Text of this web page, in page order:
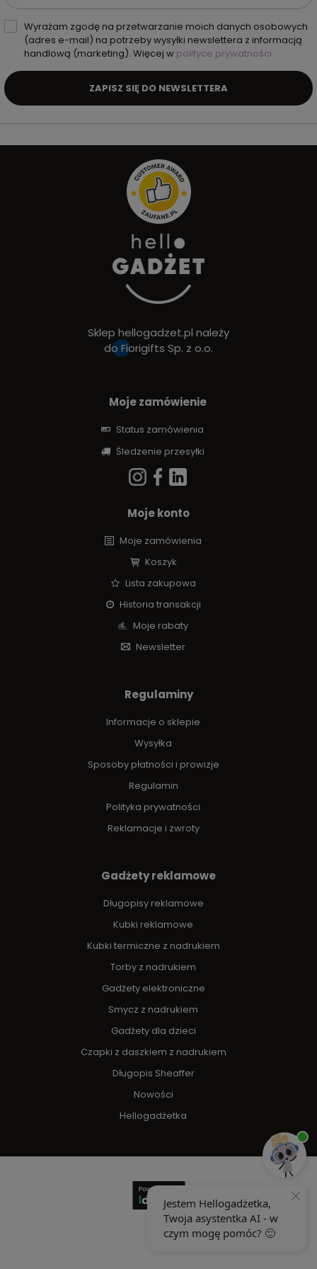
Wyrażam zgodę na przetwarzanie moich danych osobowych
(adres e-mail) na potrzeby wysyłki newslettera z informacją
handlową (marketing). Więcej w polityce prywatności.
ZAPISZ SIĘ DO NEWSLETTERA
Sklep hellogadzet.pl należy
do Fiorigifts Sp. z o.o.
Moje zamówienie
Status zamówienia
Śledzenie przesyłki
Moje konto
Moje zamówienia
Koszyk
Lista zakupowa
Historia transakcji
Moje rabaty
Newsletter
Regulaminy
Informacje o sklepie
Wysyłka
Sposoby płatności i prowizje
Regulamin
Polityka prywatności
Reklamacje i zwroty
Gadżety reklamowe
Długopisy reklamowe
Kubki reklamowe
Kubki termiczne z nadrukiem
Torby z nadrukiem
Gadżety elektroniczne
Smycz z nadrukiem
Gadżety dla dzieci
Czapki z daszkiem z nadrukiem
Długopis Sheaffer
Nowości
Hellogadżetka